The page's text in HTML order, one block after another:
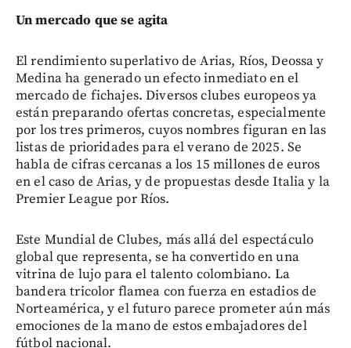
Un mercado que se agita
El rendimiento superlativo de Arias, Ríos, Deossa y
Medina ha generado un efecto inmediato en el
mercado de fichajes. Diversos clubes europeos ya
están preparando ofertas concretas, especialmente
por los tres primeros, cuyos nombres figuran en las
listas de prioridades para el verano de 2025. Se
habla de cifras cercanas a los 15 millones de euros
en el caso de Arias, y de propuestas desde Italia y la
Premier League por Ríos.
Este Mundial de Clubes, más allá del espectáculo
global que representa, se ha convertido en una
vitrina de lujo para el talento colombiano. La
bandera tricolor flamea con fuerza en estadios de
Norteamérica, y el futuro parece prometer aún más
emociones de la mano de estos embajadores del
fútbol nacional.